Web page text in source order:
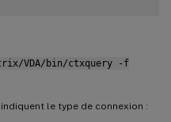
VDA/bin/ctxquery -f
indiquent le type de connexion :